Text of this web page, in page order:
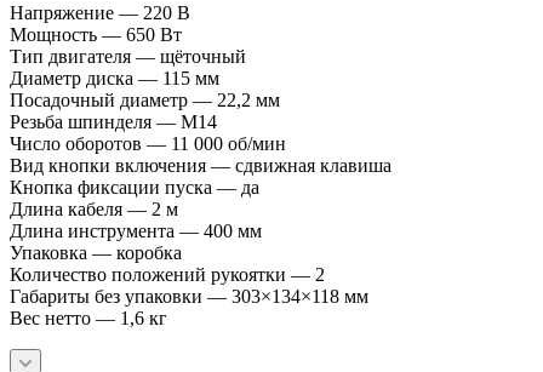
Напряжение — 220 В
Мощность — 650 Вт
Тип двигателя — щёточный
Диаметр диска — 115 мм
Посадочный диаметр — 22,2 мм
Резьба шпинделя — М14
Число оборотов — 11 000 об/мин
Вид кнопки включения — сдвижная клавиша
Кнопка фиксации пуска — да
Длина кабеля — 2 м
Длина инструмента — 400 мм
Упаковка — коробка
Количество положений рукоятки — 2
Габариты без упаковки — 303×134×118 мм
Вес нетто — 1,6 кг